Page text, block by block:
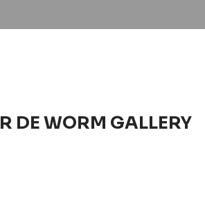
DE WORM GALLERY